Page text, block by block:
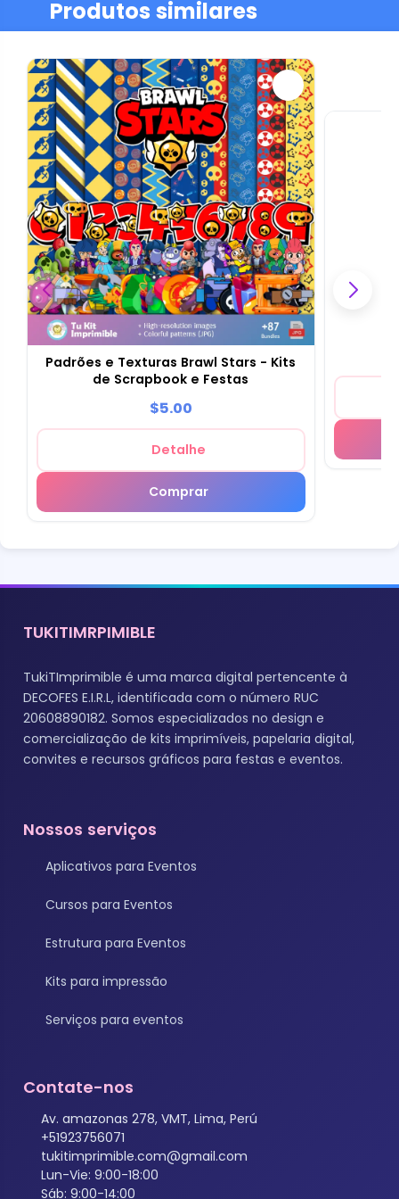
Produtos similares
Padrões e Texturas Brawl Stars - Kits
de Scrapbook e Festas
$5.00
Detalhe
Comprar
TUKITIMRPIMIBLE
TukiTImprimible é uma marca digital pertencente à
DECOFES E.I.R.L, identificada com o número RUC
20608890182. Somos especializados no design e
comercialização de kits imprimíveis, papelaria digital,
convites e recursos gráficos para festas e eventos.
Nossos serviços
Aplicativos para Eventos
Cursos para Eventos
Estrutura para Eventos
Kits para impressão
Serviços para eventos
Contate-nos
Av. amazonas 278, VMT, Lima, Perú
+51923756071
tukitimprimible.com@gmail.com
Lun-Vie: 9:00-18:00
Sáb: 9:00-14:00